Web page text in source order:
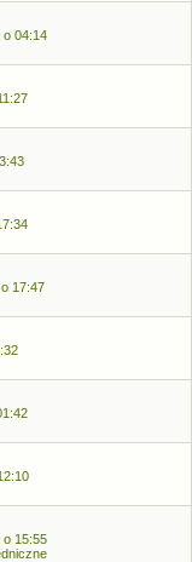
o 04:14
17:47
o 15:55